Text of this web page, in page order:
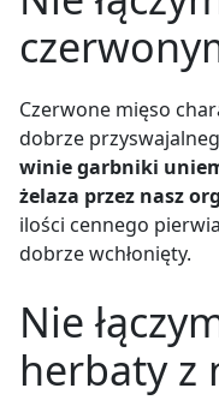
Czerwone mięso
dobrze
winie garbniki
żelaza przez nasz
ilości cennego
dobrze wchłonięty.
Nie
herbaty z